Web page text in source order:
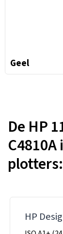
Geel
De HP
plotters:
HP